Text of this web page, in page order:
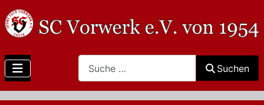
Search
Suchen